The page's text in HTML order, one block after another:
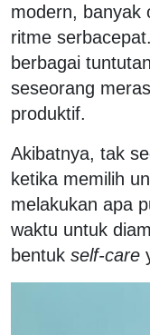
modern, banyak
ritme
berbagai
seseorang
produktif.
Akibatnya, tak
ketika memilih
melakukan apa
waktu untuk
bentuk self-care